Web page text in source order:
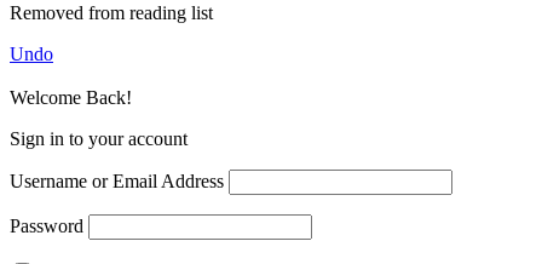
Removed from reading list
Undo
Welcome Back!
Sign in to your account
Username or Email Address
Password